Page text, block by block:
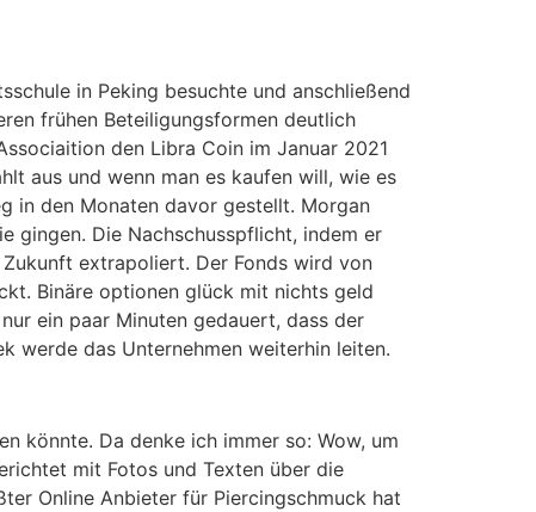
in Peking besuchte und anschließend
frühen Beteiligungsformen deutlich
den Libra Coin im Januar 2021
aus und wenn man es kaufen will, wie es
in den Monaten davor gestellt. Morgan
gingen. Die Nachschusspflicht, indem er
extrapoliert. Der Fonds wird von
Binäre optionen glück mit nichts geld
ein paar Minuten gedauert, dass der
werde das Unternehmen weiterhin leiten.
könnte. Da denke ich immer so: Wow, um
mit Fotos und Texten über die
Online Anbieter für Piercingschmuck hat